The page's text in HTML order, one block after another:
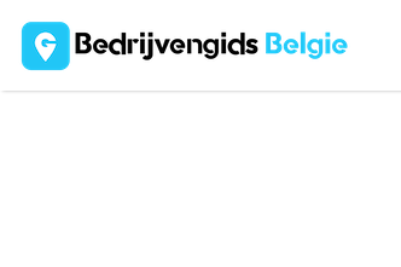
Zoek
naar: